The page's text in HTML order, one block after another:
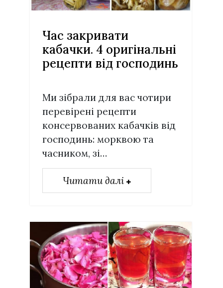
Час закривати
кабачки. 4 оригінальні
рецепти від господинь
Ми зібрали для вас чотири
перевірені рецепти
консервованих кабачків від
господинь: морквою та
часником, зі…
Читати далі